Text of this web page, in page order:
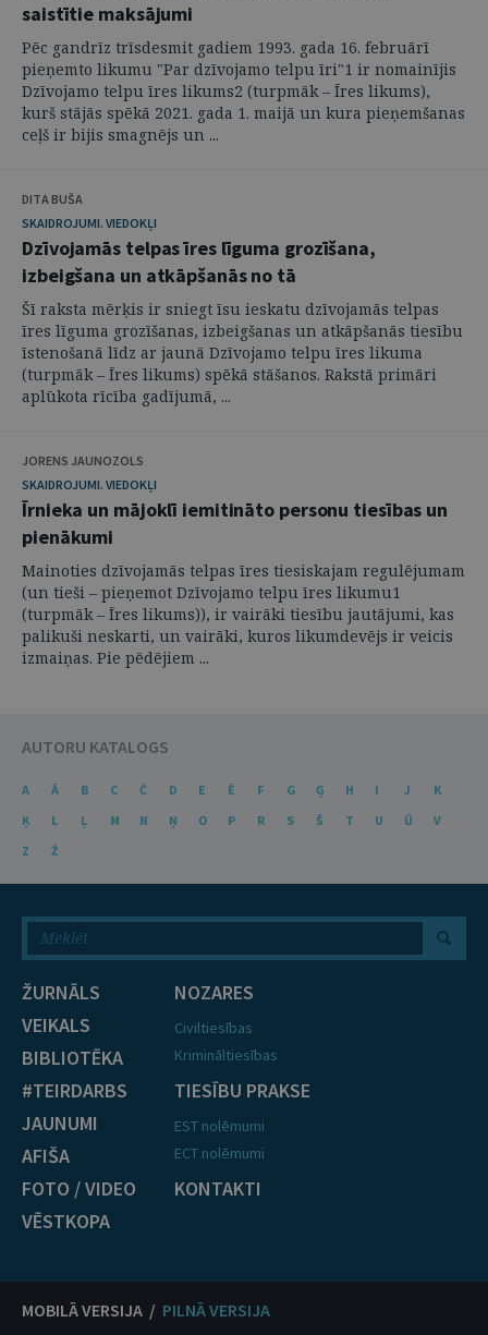
saistītie maksājumi
Pēc gandrīz trīsdesmit gadiem 1993. gada 16. februārī
pieņemto likumu "Par dzīvojamo telpu īri"1 ir nomainījis
Dzīvojamo telpu īres likums2 (turpmāk – Īres likums),
kurš stājās spēkā 2021. gada 1. maijā un kura pieņemšanas
ceļš ir bijis smagnējs un ...
DITA BUŠA
SKAIDROJUMI. VIEDOKĻI
Dzīvojamās telpas īres līguma grozīšana,
izbeigšana un atkāpšanās no tā
Šī raksta mērķis ir sniegt īsu ieskatu dzīvojamās telpas
īres līguma grozīšanas, izbeigšanas un atkāpšanās tiesību
īstenošanā līdz ar jaunā Dzīvojamo telpu īres likuma
(turpmāk – Īres likums) spēkā stāšanos. Rakstā primāri
aplūkota rīcība gadījumā, ...
JORENS JAUNOZOLS
SKAIDROJUMI. VIEDOKĻI
Īrnieka un mājoklī iemitināto personu tiesības un
pienākumi
Mainoties dzīvojamās telpas īres tiesiskajam regulējumam
(un tieši – pieņemot Dzīvojamo telpu īres likumu1
(turpmāk – Īres likums)), ir vairāki tiesību jautājumi, kas
palikuši neskarti, un vairāki, kuros likumdevējs ir veicis
izmaiņas. Pie pēdējiem ...
AUTORU KATALOGS
A Ā B C Č D E Ē F G Ģ H I J
K
Ķ
L Ļ M N Ņ O P R S Š T U Ū
V
Z
Ž
ŽURNĀLS
VEIKALS
BIBLIOTĒKA
#TEIRDARBS
JAUNUMI
AFIŠA
FOTO / VIDEO
VĒSTKOPA
NOZARES
Civiltiesības
Krimināltiesības
TIESĪBU PRAKSE
EST nolēmumi
ECT nolēmumi
KONTAKTI
MOBILĀ VERSIJA / PILNĀ VERSIJA